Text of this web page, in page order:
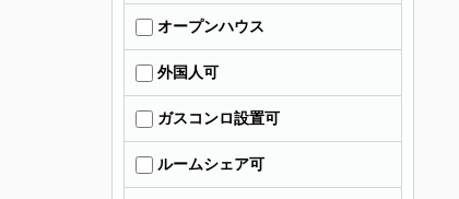
オープンハウス
外国人可
ガスコンロ設置可
ルームシェア可